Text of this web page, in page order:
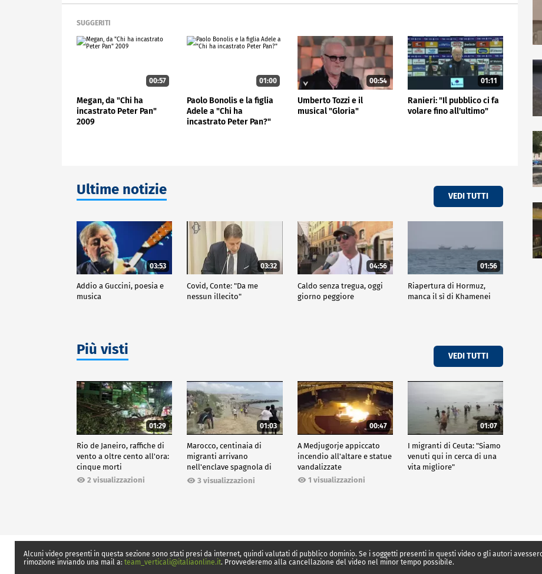
SUGGERITI
00:57
Megan, da "Chi ha
incastrato Peter Pan"
2009
01:00
Paolo Bonolis e la figlia
Adele a "Chi ha
incastrato Peter Pan?"
00:54
Umberto Tozzi e il
musical "Gloria"
01:11
Ranieri: "Il pubblico ci fa
volare fino all'ultimo"
Ultime notizie VEDI TUTTI
03:53
Addio a Guccini, poesia e
musica
03:32
Covid, Conte: "Da me
nessun illecito"
04:56
Caldo senza tregua, oggi
giorno peggiore
01:56
Riapertura di Hormuz,
manca il sì di Khamenei
Più visti VEDI TUTTI
01:29
Rio de Janeiro, raffiche di
vento a oltre cento all'ora:
cinque morti
2 visualizzazioni
01:03
Marocco, centinaia di
migranti arrivano
nell'enclave spagnola di
Ceuta3 visualizzazioni
00:47
A Medjugorje appiccato
incendio all'altare e statue
vandalizzate
1 visualizzazioni
01:07
I migranti di Ceuta: "Siamo
venuti qui in cerca di una
vita migliore"
Alcuni video presenti in questa sezione sono stati presi da internet, quindi valutati di pubblico dominio. Se i soggetti presenti in questi video o gli autori
rimozione inviando una mail a: team_verticali@italiaonline.it. Provvederemo alla cancellazione del video nel minor tempo possibile.